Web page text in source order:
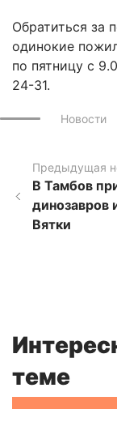
Обратиться за
одинокие
по пятницу с
24-31.
Новости
Предыдущая
В Тамбов
динозавров
Вятки
теме